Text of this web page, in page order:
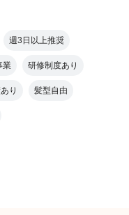
週3日以上推奨
業 研修制度あり
り 髪型自由